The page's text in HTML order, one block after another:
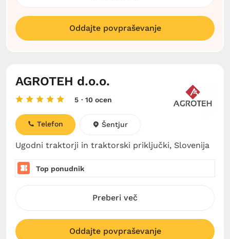
Oddajte povpraševanje
AGROTEH d.o.o.
5 · 10 ocen
Ugodni traktorji in traktorski priključki, Slovenija
Telefon Šentjur
Top ponudnik
Preberi več
Oddajte povpraševanje